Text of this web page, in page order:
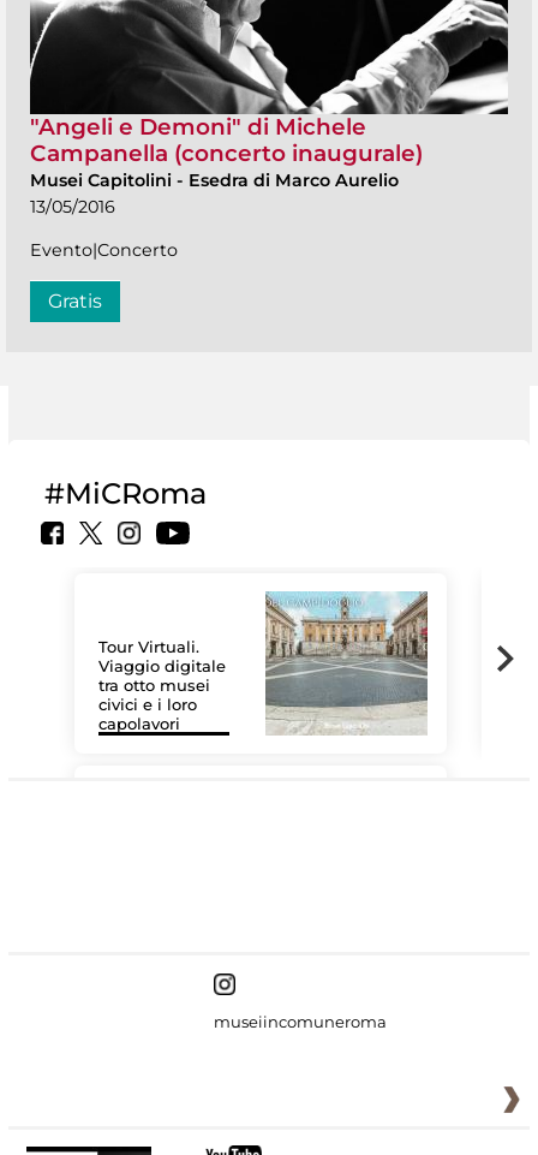
"Angeli e Demoni" di Michele
Campanella (concerto inaugurale)
Musei Capitolini - Esedra di Marco Aurelio
13/05/2016
Evento|Concerto
Gratis
#MiCRoma
Tour Virtuali.
Viaggio digitale
tra otto musei
civici e i loro
capolavori
museiincomuneroma